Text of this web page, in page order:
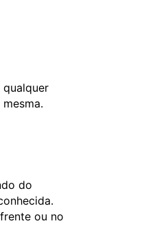
do
ou no